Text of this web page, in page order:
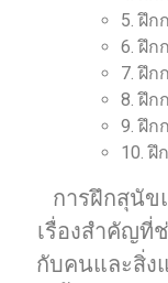
5. ฝึก
6. ฝึก
7. ฝึก
8. ฝึก
9. ฝึก
10. ฝึ
การฝึกสุนัข
เรื่องสำคัญที่
กับคนและสิ่ง